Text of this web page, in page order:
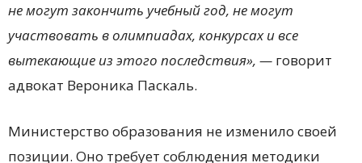
не могут закончить учебный год, не могут
участвовать в олимпиадах, конкурсах и все
вытекающие из этого последствия», — говорит
адвокат Вероника Паскаль.
Министерство образования не изменило своей
позиции. Оно требует соблюдения методики